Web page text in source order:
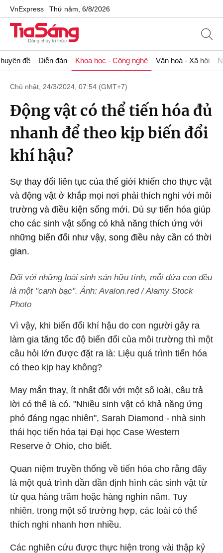
VnExpress Thứ năm, 6/8/2026
đề Diễn đàn Khoa học - Công nghệ Văn hoá - Xã hội
Chủ nhật, 24/3/2024, 07:54 (GMT+7)
Động vật có thể tiến hóa đủ
nhanh để theo kịp biến đổi
khí hậu?
Sự thay đổi liên tục của thế giới khiến cho thực vật
và động vật ở khắp mọi nơi phải thích nghi với môi
trường và điều kiện sống mới. Dù sự tiến hóa giúp
cho các sinh vật sống có khả năng thích ứng với
những biến đổi như vậy, song điều này cần có thời
gian.
Đối với những loài sinh sản hữu tính, mỗi đứa con đều
là một "canh bạc". Ảnh: Avalon.red / Alamy Stock
Photo
Vì vậy, khi biến đổi khí hậu do con người gây ra
làm gia tăng tốc độ biến đổi của môi trường thì một
câu hỏi lớn được đặt ra là: Liệu quá trình tiến hóa
có theo kịp hay không?
May mắn thay, ít nhất đối với một số loài, câu trả
lời có thể là có. "Nhiều sinh vật có khả năng ứng
phó đáng ngạc nhiên", Sarah Diamond - nhà sinh
thái học tiến hóa tại Đại học Case Western
Reserve ở Ohio, cho biết.
Quan niệm truyền thống về tiến hóa cho rằng đây
là một quá trình dần dần định hình các sinh vật từ
từ qua hàng trăm hoặc hàng nghìn năm. Tuy
nhiên, trong một số trường hợp, các loài có thể
thích nghi nhanh hơn nhiều.
Các nghiên cứu được thực hiện trong vài thập kỷ